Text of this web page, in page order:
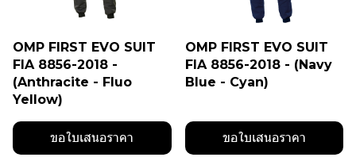
OMP FIRST EVO SUIT
FIA 8856-2018 -
(Anthracite - Fluo
Yellow)
ขอใบเสนอราคา
OMP FIRST EVO SUIT
FIA 8856-2018 - (Navy
Blue - Cyan)
ขอใบเสนอราคา